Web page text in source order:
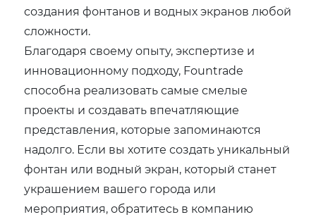
создания фонтанов и водных экранов любой
сложности.
Благодаря своему опыту, экспертизе и
инновационному подходу, Fountrade
способна реализовать самые смелые
проекты и создавать впечатляющие
представления, которые запоминаются
надолго. Если вы хотите создать уникальный
фонтан или водный экран, который станет
украшением вашего города или
мероприятия, обратитесь в компанию